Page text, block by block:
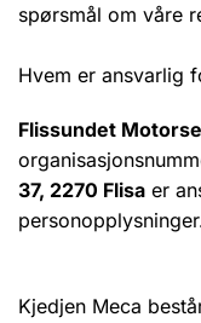
spørsmål om våre
Hvem er ansvarlig
Flissundet
37, 2270 Flisa er
Kjedjen Meca